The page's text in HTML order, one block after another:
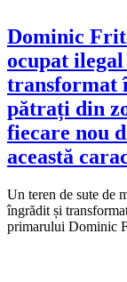
Dominic
ocupat
transformat
pătrați din
fiecare nou
această
Un teren de sute de
îngrădit și
primarului Dominic